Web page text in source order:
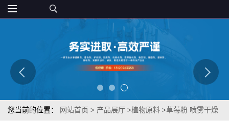
您当前的位置： 网站首页 > 产品展厅 >植物原料 >草莓粉 喷雾干燥